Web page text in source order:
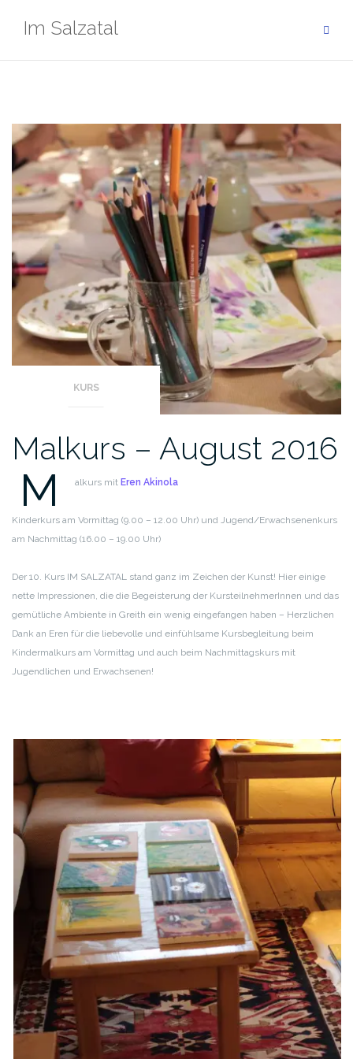
InhaltIm Salzatal
KURS
Malkurs – August 2016
M alkurs mit Eren Akinola
Kinderkurs am Vormittag (9.00 – 12.00 Uhr) und Jugend/Erwachsenenkurs
am Nachmittag (16.00 – 19.00 Uhr)
Der 10. Kurs IM SALZATAL stand ganz im Zeichen der Kunst! Hier einige
nette Impressionen, die die Begeisterung der KursteilnehmerInnen und das
gemütliche Ambiente in Greith ein wenig eingefangen haben – Herzlichen
Dank an Eren für die liebevolle und einfühlsame Kursbegleitung beim
Kindermalkurs am Vormittag und auch beim Nachmittagskurs mit
Jugendlichen und Erwachsenen!